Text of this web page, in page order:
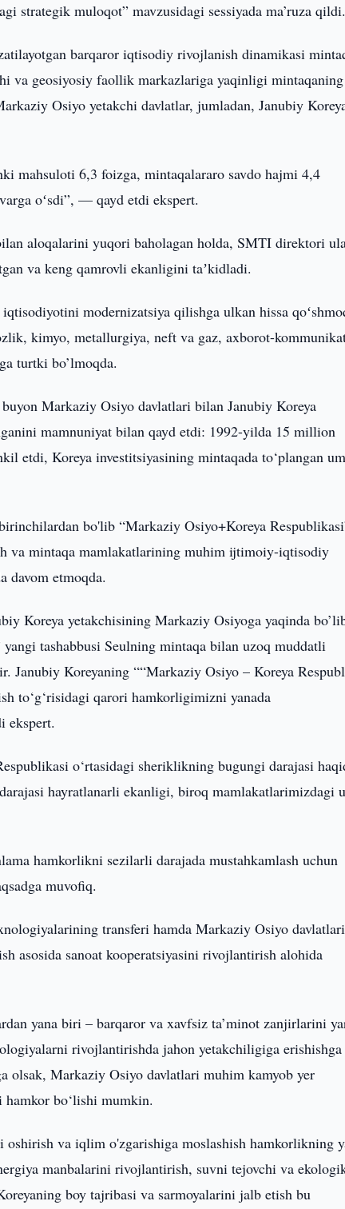
strategik muloqot” mavzusidagi sessiyada ma’ruza qildi.
barqaror iqtisodiy rivojlanish dinamikasi
va geosiyosiy faollik markazlariga yaqinligi mintaqaning
Osiyo yetakchi davlatlar, jumladan, Janubiy
mahsuloti 6,3 foizga, mintaqalararo savdo hajmi 4,4
oʻsdi”, — qayd etdi ekspert.
aloqalarini yuqori baholagan holda, SMTI direktori
va keng qamrovli ekanligini taʼkidladi.
modernizatsiya qilishga ulkan hissa
kimyo, metallurgiya, neft va gaz, axborot-
turtki bo’lmoqda.
Markaziy Osiyo davlatlari bilan Janubiy Koreya
mamnuniyat bilan qayd etdi: 1992-yilda 15 million
etdi, Koreya investitsiyasining mintaqada to‘plangan
bo'lib “Markaziy Osiyo+Koreya
va mintaqa mamlakatlarining muhim ijtimoiy-iqtisodiy
davom etmoqda.
Koreya yetakchisining Markaziy Osiyoga yaqinda
tashabbusi Seulning mintaqa bilan uzoq muddatli
Koreyaning ““Markaziy Osiyo – Koreya
to‘g‘risidagi qarori hamkorligimizni yanada
ekspert.
o‘rtasidagi sheriklikning bugungi darajasi
hayratlanarli ekanligi, biroq mamlakatlarimizdagi
hamkorlikni sezilarli darajada mustahkamlash uchun
muvofiq.
transferi hamda Markaziy Osiyo
asosida sanoat kooperatsiyasini rivojlantirish alohida
yana biri – barqaror va xavfsiz ta’minot zanjirlarini
rivojlantirishda jahon yetakchiligiga erishishga
olsak, Markaziy Osiyo davlatlari muhim kamyob yer
hamkor bo‘lishi mumkin.
va iqlim o'zgarishiga moslashish hamkorlikning
manbalarini rivojlantirish, suvni tejovchi va
boy tajribasi va sarmoyalarini jalb etish bu